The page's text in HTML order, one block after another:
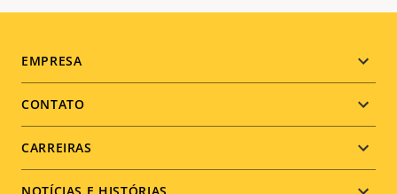
Footer
menu
EMPRESA
CONTATO
CARREIRAS